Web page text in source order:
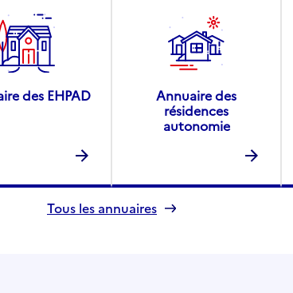
des EHPAD
Annuaire des
résidences
autonomie
Tous les annuaires